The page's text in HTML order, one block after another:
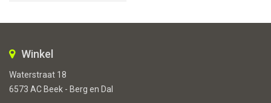
Winkel
Waterstraat 18
6573 AC Beek - Berg en Dal